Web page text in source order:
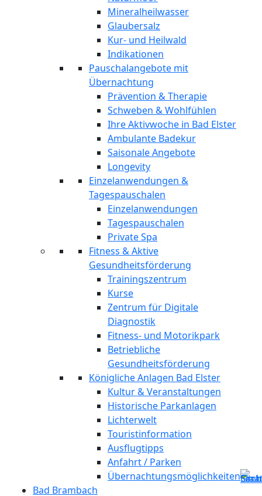
Mineralheilwasser
Glaubersalz
Kur- und Heilwald
Indikationen
Pauschalangebote mit
Übernachtung
Prävention & Therapie
Schweben & Wohlfühlen
Ihre Aktivwoche in Bad Elster
Ambulante Badekur
Saisonale Angebote
Longevity
Einzelanwendungen &
Tagespauschalen
Einzelanwendungen
Tagespauschalen
Private Spa
Fitness & Aktive
Gesundheitsförderung
Trainingszentrum
Kurse
Zentrum für Digitale
Diagnostik
Fitness- und Motorikpark
Betriebliche
Gesundheitsförderung
Königliche Anlagen Bad Elster
Kultur & Veranstaltungen
Historische Parkanlagen
Lichterwelt
Touristinformation
Ausflugtipps
Anfahrt / Parken
Übernachtungsmöglichkeiten
Bad Brambach